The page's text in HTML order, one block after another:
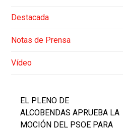
Destacada
Notas de Prensa
Vídeo
EL PLENO DE
ALCOBENDAS APRUEBA LA
MOCIÓN DEL PSOE PARA